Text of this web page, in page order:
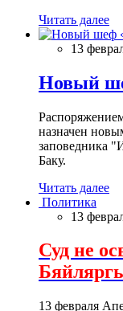
Читать далее
13
Новый
назначен
заповедника
Баку.
Читать далее
Политика
13
Суд не
13 февраля